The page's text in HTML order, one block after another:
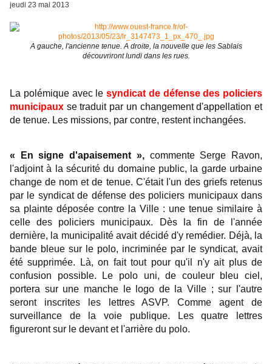
jeudi 23 mai 2013
A gauche, l'ancienne tenue. A droite, la nouvelle que les Sablais
découvriront lundi dans les rues.
La polémique avec le syndicat de défense des policiers
municipaux se traduit par un changement d'appellation et
de tenue. Les missions, par contre, restent inchangées.
« En signe d'apaisement », commente Serge Ravon,
l'adjoint à la sécurité du domaine public, la garde urbaine
change de nom et de tenue. C'était l'un des griefs retenus
par le syndicat de défense des policiers municipaux dans
sa plainte déposée contre la Ville : une tenue similaire à
celle des policiers municipaux. Dès la fin de l'année
dernière, la municipalité avait décidé d'y remédier. Déjà, la
bande bleue sur le polo, incriminée par le syndicat, avait
été supprimée. Là, on fait tout pour qu'il n'y ait plus de
confusion possible. Le polo uni, de couleur bleu ciel,
portera sur une manche le logo de la Ville ; sur l'autre
seront inscrites les lettres ASVP. Comme agent de
surveillance de la voie publique. Les quatre lettres
figureront sur le devant et l'arrière du polo.